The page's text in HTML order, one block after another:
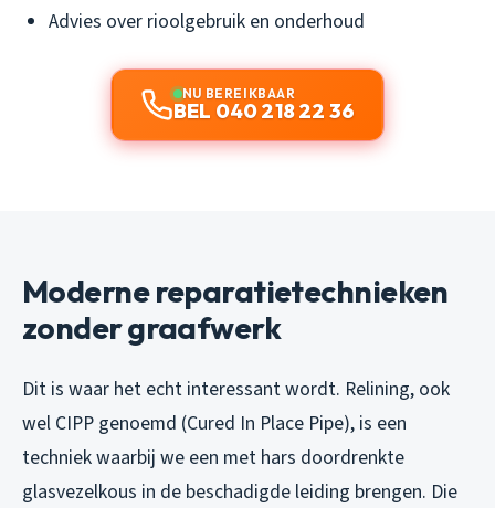
Advies over rioolgebruik en onderhoud
NU BEREIKBAAR
BEL 040 218 22 36
Moderne reparatietechnieken
zonder graafwerk
Dit is waar het echt interessant wordt. Relining, ook
wel CIPP genoemd (Cured In Place Pipe), is een
techniek waarbij we een met hars doordrenkte
glasvezelkous in de beschadigde leiding brengen. Die